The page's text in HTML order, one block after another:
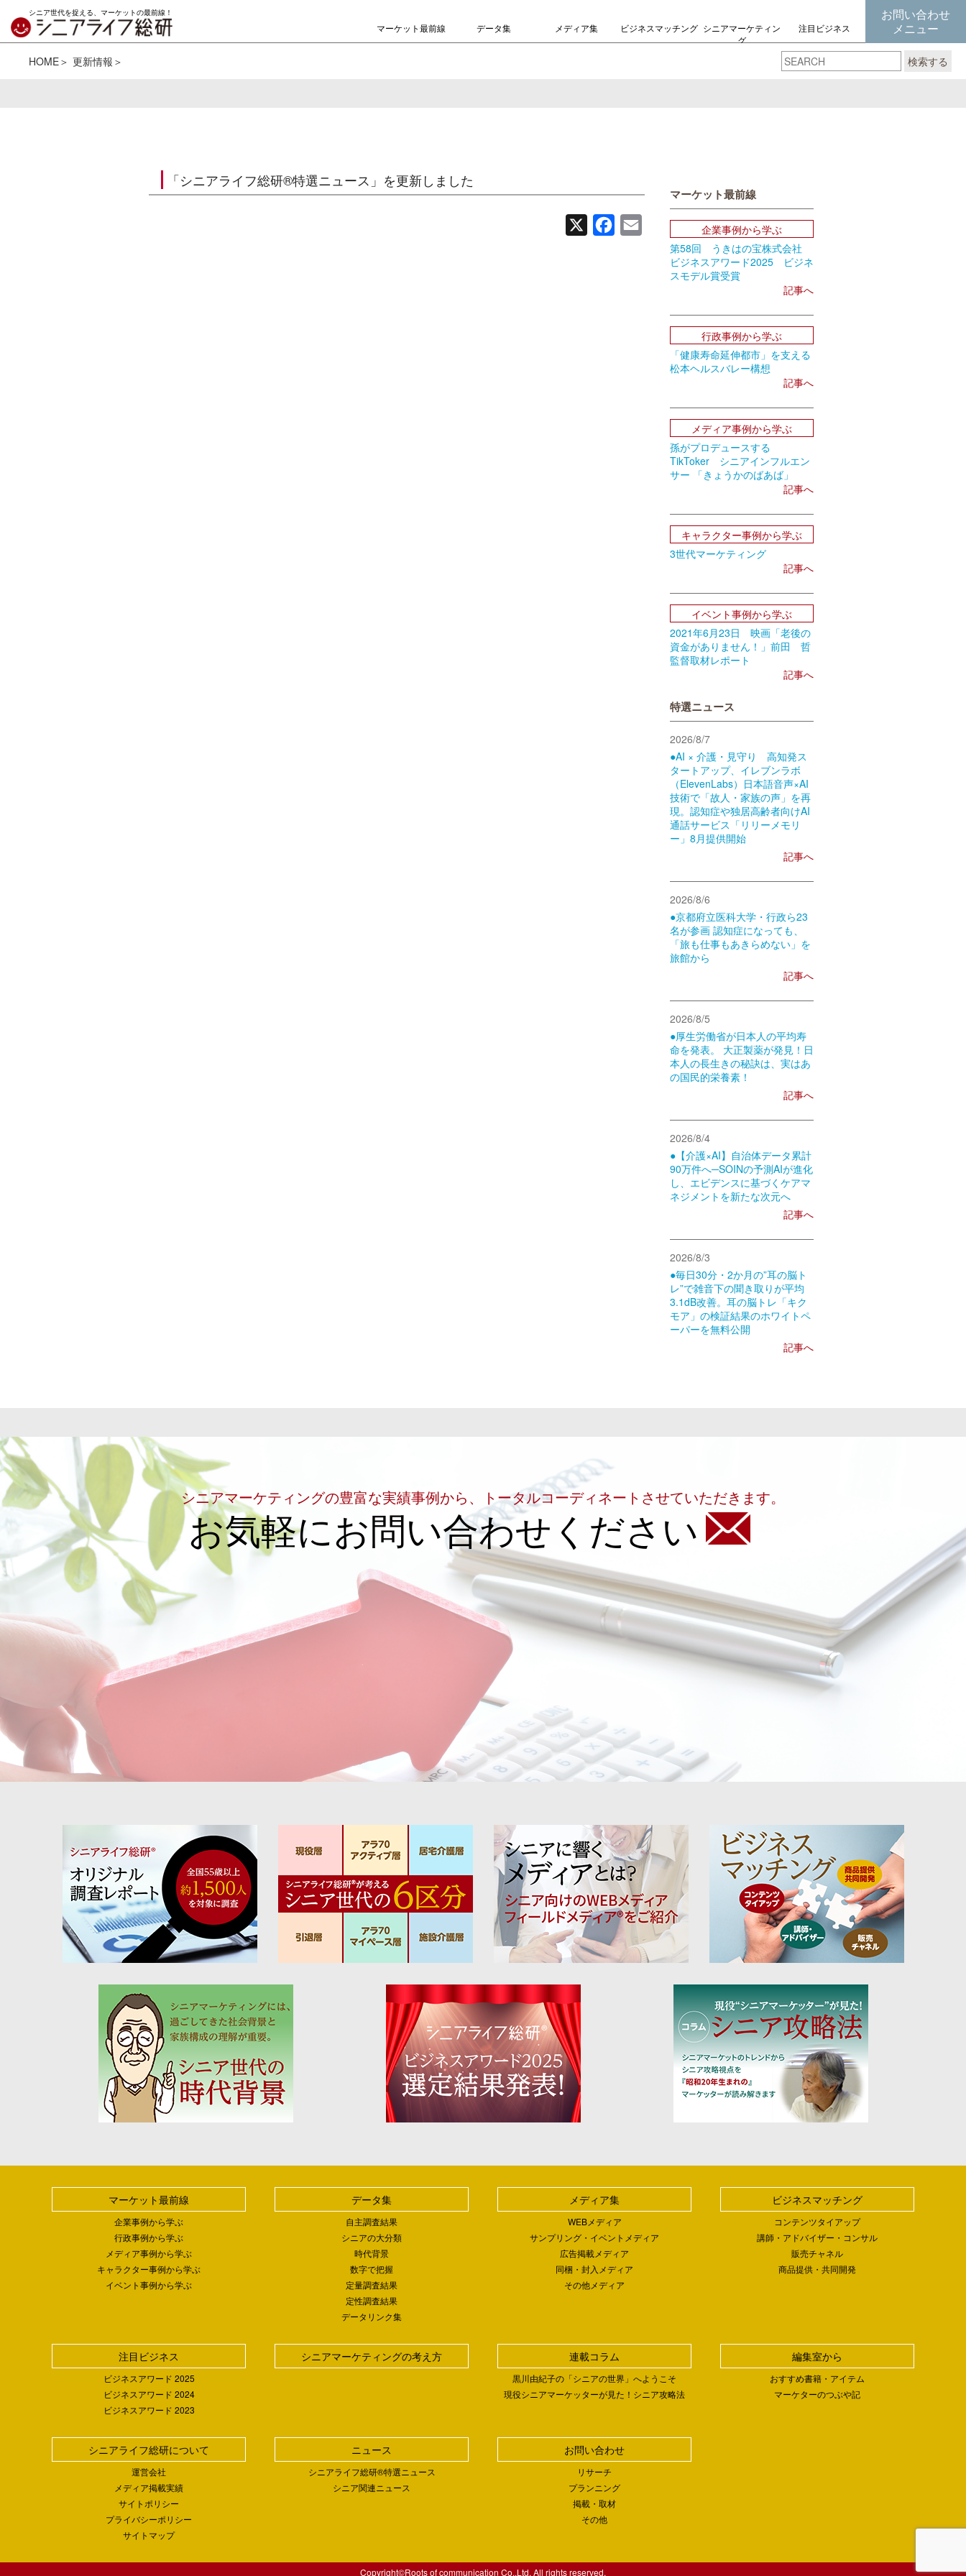
シニア世代を捉える、マーケットの最前線！
マーケット最前線 データ集 メディア集 ビジネスマッチング シニアマーケティン
グ
注目ビジネス
お問い合わせ
メニュー
HOME 更新情報 検索する
「シニアライフ総研®特選ニュース」を更新しました
FacebookEmail
マーケット最前線
企業事例から学ぶ
第58回 うきはの宝株式会社
ビジネスアワード2025 ビジネ
スモデル賞受賞
記事へ
行政事例から学ぶ
「健康寿命延伸都市」を支える
松本ヘルスバレー構想
記事へ
メディア事例から学ぶ
孫がプロデュースする
TikToker シニアインフルエン
サー 「きょうかのばあば」
記事へ
キャラクター事例から学ぶ
3世代マーケティング
記事へ
イベント事例から学ぶ
2021年6月23日 映画「老後の
資金がありません！」前田 哲
監督取材レポート
記事へ
特選ニュース
2026/8/7
●AI × 介護・見守り 高知発ス
タートアップ、イレブンラボ
（ElevenLabs）日本語音声×AI
技術で「故人・家族の声」を再
現。認知症や独居高齢者向けAI
通話サービス「リリーメモリ
ー」8月提供開始
記事へ
2026/8/6
●京都府立医科大学・行政ら23
名が参画 認知症になっても、
「旅も仕事もあきらめない」を
旅館から
記事へ
2026/8/5
●厚生労働省が日本人の平均寿
命を発表。 大正製薬が発見！日
本人の長生きの秘訣は、実はあ
の国民的栄養素！
記事へ
2026/8/4
●【介護×AI】自治体データ累計
90万件へ─SOINの予測AIが進化
し、エビデンスに基づくケアマ
ネジメントを新たな次元へ
記事へ
2026/8/3
●毎日30分・2か月の”耳の脳ト
レ”で雑音下の聞き取りが平均
3.1dB改善。耳の脳トレ「キク
モア」の検証結果のホワイトペ
ーパーを無料公開
記事へ
シニアマーケティングの豊富な実績事例から、トータルコーディネートさせていただきます。
お気軽にお問い合わせください
マーケット最前線
企業事例から学ぶ
行政事例から学ぶ
メディア事例から学ぶ
キャラクター事例から学ぶ
イベント事例から学ぶ
データ集
自主調査結果
シニアの大分類
時代背景
数字で把握
定量調査結果
定性調査結果
データリンク集
メディア集
WEBメディア
サンプリング・イベントメディア
広告掲載メディア
同梱・封入メディア
その他メディア
ビジネスマッチング
コンテンツタイアップ
講師・アドバイザー・コンサル
販売チャネル
商品提供・共同開発
注目ビジネス
ビジネスアワード 2025
ビジネスアワード 2024
ビジネスアワード 2023
シニアマーケティングの考え方 連載コラム
黒川由紀子の「シニアの世界」へようこそ
現役シニアマーケッターが見た！シニア攻略法
編集室から
おすすめ書籍・アイテム
マーケターのつぶや記
シニアライフ総研について
運営会社
メディア掲載実績
サイトポリシー
プライバシーポリシー
サイトマップ
ニュース
シニアライフ総研®特選ニュース
シニア関連ニュース
お問い合わせ
リサーチ
プランニング
掲載・取材
その他
Copyright©Roots of communication Co.,Ltd. All rights reserved.